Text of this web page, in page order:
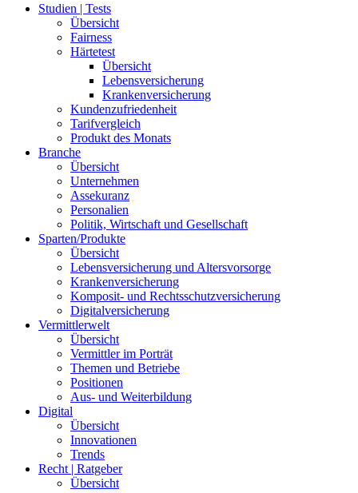
Studien | Tests
Übersicht
Fairness
Härtetest
Übersicht
Lebensversicherung
Krankenversicherung
Kundenzufriedenheit
Tarifvergleich
Produkt des Monats
Branche
Übersicht
Unternehmen
Assekuranz
Personalien
Politik, Wirtschaft und Gesellschaft
Sparten/Produkte
Übersicht
Lebensversicherung und Altersvorsorge
Krankenversicherung
Komposit- und Rechtsschutzversicherung
Digitalversicherung
Vermittlerwelt
Übersicht
Vermittler im Porträt
Themen und Betriebe
Positionen
Aus- und Weiterbildung
Digital
Übersicht
Innovationen
Trends
Recht | Ratgeber
Übersicht